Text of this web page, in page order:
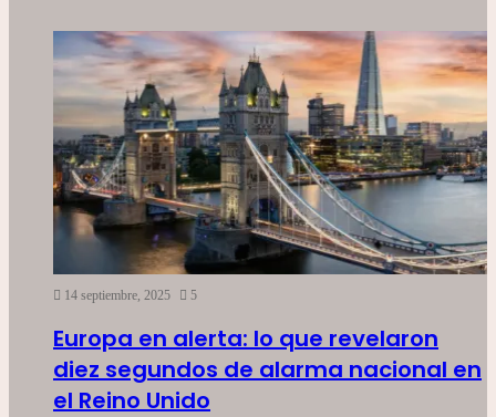
14 septiembre, 2025 5
Europa en alerta: lo que revelaron
diez segundos de alarma nacional en
el Reino Unido